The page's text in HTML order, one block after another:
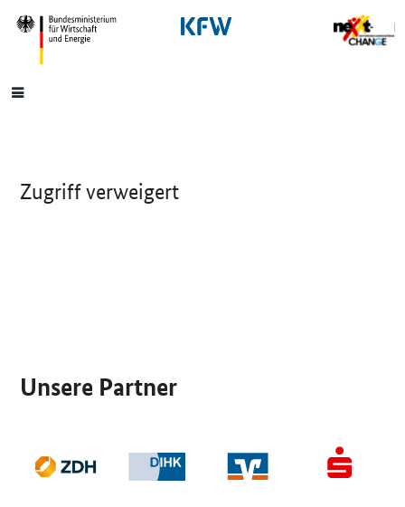
SrOnlyNavigation
Hauptmenü
Zugriff verweigert
Unsere Partner